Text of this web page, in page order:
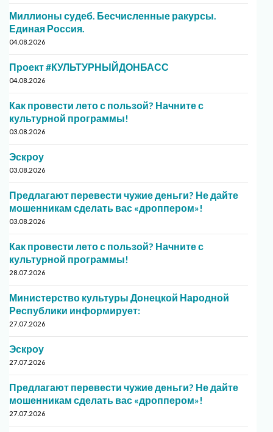
Миллионы судеб. Бесчисленные ракурсы.
Единая Россия.
04.08.2026
Проект #КУЛЬТУРНЫЙДОНБАСС
04.08.2026
Как провести лето с пользой? Начните с
культурной программы!
03.08.2026
Эскроу
03.08.2026
Предлагают перевести чужие деньги? Не дайте
мошенникам сделать вас «дроппером»!
03.08.2026
Как провести лето с пользой? Начните с
культурной программы!
28.07.2026
Министерство культуры Донецкой Народной
Республики информирует:
27.07.2026
Эскроу
27.07.2026
Предлагают перевести чужие деньги? Не дайте
мошенникам сделать вас «дроппером»!
27.07.2026